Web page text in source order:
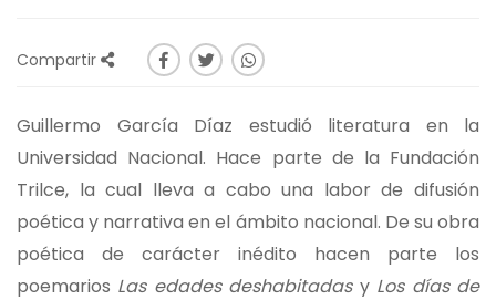
Compartir
Guillermo García Díaz estudió literatura en la
Universidad Nacional. Hace parte de la Fundación
Trilce, la cual lleva a cabo una labor de difusión
poética y narrativa en el ámbito nacional. De su obra
poética de carácter inédito hacen parte los
poemarios Las edades deshabitadasy Los días de